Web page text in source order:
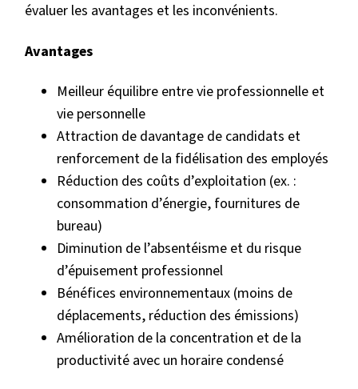
évaluer les avantages et les inconvénients.
Avantages
Meilleur équilibre entre vie professionnelle et
vie personnelle
Attraction de davantage de candidats et
renforcement de la fidélisation des employés
Réduction des coûts d’exploitation (ex. :
consommation d’énergie, fournitures de
bureau)
Diminution de l’absentéisme et du risque
d’épuisement professionnel
Bénéfices environnementaux (moins de
déplacements, réduction des émissions)
Amélioration de la concentration et de la
productivité avec un horaire condensé